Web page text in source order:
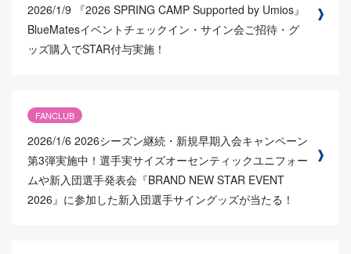
2026/1/9
『2026 SPRING CAMP Supported by Umios』
BlueMatesイベントチェックイン・サイン会ご招待・グ
ッズ購入でSTAR付与実施！
FANCLUB
2026/1/6 2026シーズン継続・新規早期入会キャンペーン
第3弾実施中！選手実サイズオーセンティックユニフォー
ムや新入団選手発表会『BRAND NEW STAR EVENT
2026』に参加した新入団選手サイングッズが当たる！